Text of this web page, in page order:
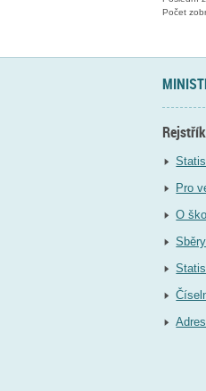
Počet
Pro
O